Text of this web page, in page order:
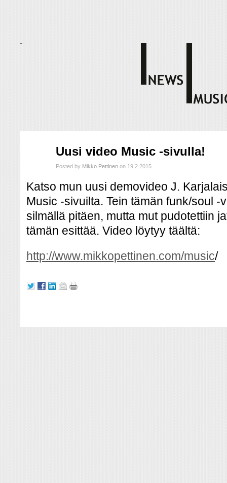
Uusi video Music -sivulla!
Posted by Mikko Pettinen on 19.2.2015
Katso mun uusi demovideo J.
Music -sivuilta. Tein tämän funk/soul -
silmällä pitäen, mutta mut pudotettiin
tämän esittää. Video löytyy täältä:
http://www.mikkopettinen.com/music/